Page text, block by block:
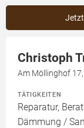
Jetzt
Christoph
Am Möllinghof
TÄTIGKEITEN
Reparatur,
Dämmung /